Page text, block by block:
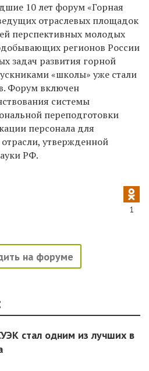
10 лет форум «Горная
отраслевых площадок
перспективных молодых
регионов России
задач развития горной
«школы» уже стали
Форум включен
системы
переподготовки
персонала для
утвержденной
РФ.
1
на форуме
стал одним из лучших в